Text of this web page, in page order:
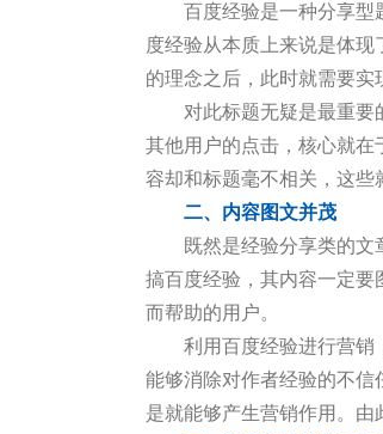
百度经验是一种分享型
度经验从本质上来说是体
的理念之后，此时就需要实
对此标题无疑是最重要
其他用户的点击，核心就
容却和标题毫不相关，这些
二、内容图文并茂
既然是经验分享类的
搞百度经验，其内容一定要
而帮助的用户。
利用百度经验进行营销
能够消除对作者经验的不
是就能够产生营销作用。由